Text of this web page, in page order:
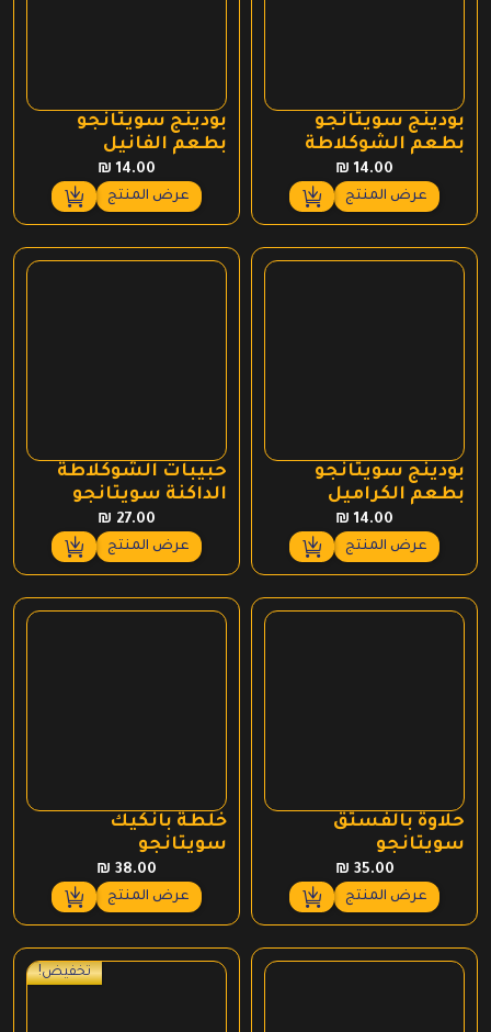
بودينج سويتانجو
بطعم الشوكلاطة
₪ 14.00
عرض المنتج
بودينج سويتانجو
بطعم الفانيل
₪ 14.00
عرض المنتج
بودينج سويتانجو
بطعم الكراميل
₪ 14.00
عرض المنتج
حبيبات الشوكلاطة
الداكنة سويتانجو
₪ 27.00
عرض المنتج
حلاوة بالفستق
سويتانجو
₪ 35.00
عرض المنتج
خلطة بانكيك
سويتانجو
₪ 38.00
عرض المنتج
تخفيض!